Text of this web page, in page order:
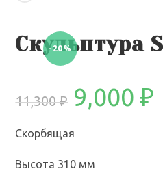
-20%
Скульптура
11,300₽ 9,000₽
Скорбящая
Высота 310 мм